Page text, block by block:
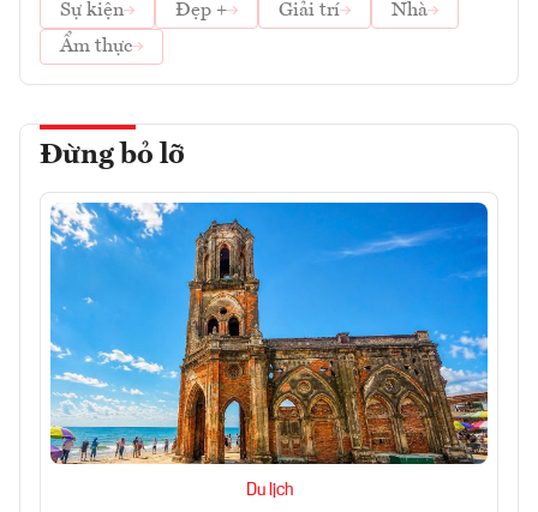
Sự kiện
Đẹp + Giải trí
Nhà
Ẩm thực
Đừng bỏ lỡ
Du lịch